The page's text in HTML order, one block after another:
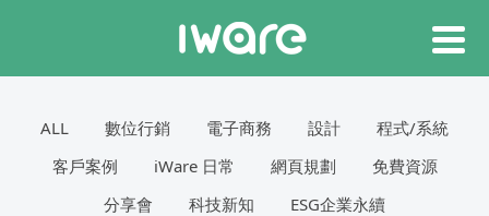
ALL 數位行銷 電子商務 設計
程式/系統
客戶案例
iWare 日常 網頁規劃
免費資源
分享會
科技新知 ESG企業永續